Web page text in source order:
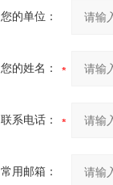
您的单位：
您的姓名：
联系电话：
常用邮箱：